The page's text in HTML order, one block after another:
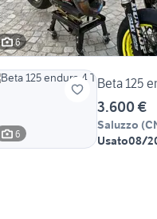
6
6
3.600 €
Saluzzo (
Usato08/